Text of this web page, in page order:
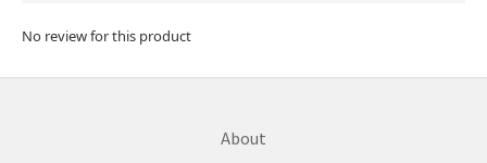
No review for this product
About